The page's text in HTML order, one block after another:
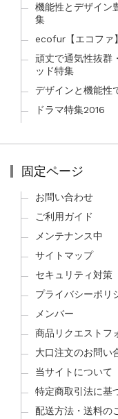
機能性とデザイン
集
ecofur【エコファ
頑丈で通気性抜群
ッド特集
デザインと機能性
ドラマ特集2016
固定ページ
お問い合わせ
ご利用ガイド
メンテナンス中
サイトマップ
セキュリティ対策
プライバシーポリ
メンバー
商品リクエストフ
大口注文のお問い
当サイトについて
特定商取引法に基
配送方法・送料の